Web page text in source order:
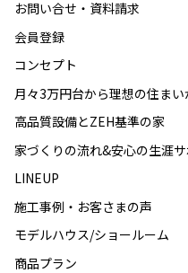
お問い合せ・資料請求
会員登録
コンセプト
月々3万円台から理想の住ま
高品質設備とZEH基準の家
家づくりの流れ&安心の生涯
LINEUP
施工事例・お客さまの声
モデルハウス/ショールーム
商品プラン